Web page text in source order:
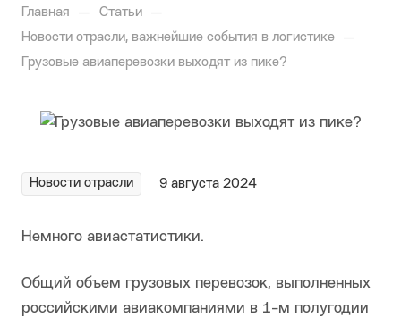
Главная — Статьи —
Новости отрасли, важнейшие события в логистике —
Грузовые авиаперевозки выходят из пике?
Новости отрасли 9 августа 2024
Немного авиастатистики.
Общий объем грузовых перевозок, выполненных
российскими авиакомпаниями в 1-м полугодии